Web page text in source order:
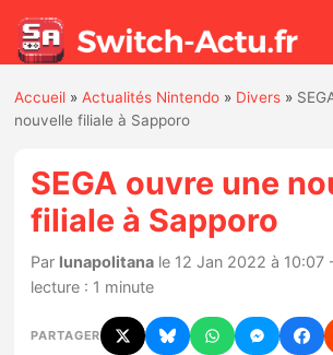
Actualités
Jeux
Hardware
Accueil »Actualités Nintendo » Divers »
nouvelle filiale à Sapporo
SEGA ouvre une
filiale à Sapporo
Par lunapolitana le 12 Jan 2022 à 10:07
lecture : 1 minute
PARTAGER